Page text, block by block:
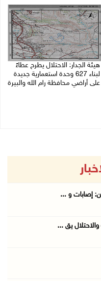
هيئة الجدار: الاحتلال يطرح عطاءً
لبناء 627 وحدة استعمارية جديدة
على أراضي محافظة رام الله والبيرة
إصابات و ...
يق ...